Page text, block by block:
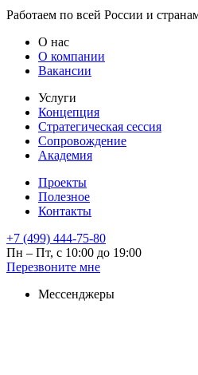
Работаем по всей России и
О нас
О компании
Вакансии
Услуги
Концепция
Стратегическая сессия
Сопровождение
Академия
Проекты
Полезное
Контакты
+7 (499) 444-75-80
Пн – Пт, с 10:00 до 19:00
Перезвоните мне
Мессенджеры